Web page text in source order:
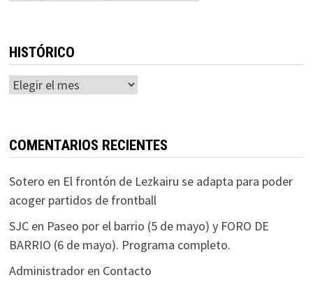
HISTÓRICO
Histórico
COMENTARIOS RECIENTES
Sotero en El frontón de Lezkairu se adapta para poder
acoger partidos de frontball
SJCen Paseo por el barrio (5 de mayo) y FORO DE
BARRIO (6 de mayo). Programa completo.
Administradoren Contacto